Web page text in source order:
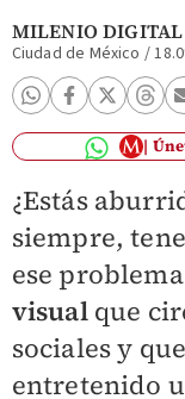
MILENIO DIGITAL
Ciudad de México /
¿Estás
siempre,
ese
visualque
sociales y
entretenido